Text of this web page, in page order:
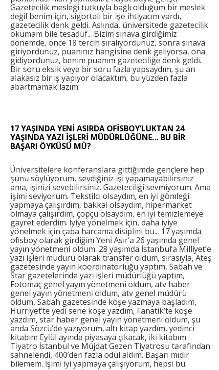
Gazetecilik mesleği tutkuyla bağlı olduğum bir meslek
değil benim için, sigortalı bir işe ihtiyacım vardı,
gazetecilik denk geldi. Aslında, üniversitede gazetecilik
okumam bile tesadüf... Bizim sınava girdiğimiz
dönemde, önce 18 tercih sıralıyordunuz, sonra sınava
giriyordunuz, puanınız hangisine denk geliyorsa, ona
gidiyordunuz, benim puanım gazeteciliğe denk geldi.
Bir soru eksik veya bir soru fazla yapsaydım, şu an
alakasız bir iş yapıyor olacaktım, bu yüzden fazla
abartmamak lazım.
17 YAŞINDA YENİ ASIRDA OFİSBOY’LUKTAN 24
YAŞINDA YAZI İŞLERİ MÜDÜRLÜĞÜNE… BU BİR
BAŞARI ÖYKÜSÜ MÜ?
Üniversitelere konferanslara gittiğimde gençlere hep
şunu söylüyorum, sevdiğiniz işi yapamayabilirsiniz
ama, işinizi sevebilirsiniz. Gazeteciliği sevmiyorum. Ama
işimi seviyorum. Tekstilci olsaydım, en iyi gömleği
yapmaya çalışırdım, bakkal olsaydım, hipermarket
olmaya çalışırdım, çöpçü olsaydım, en iyi temizlemeye
gayret ederdim. İyiye yönelmek için, daha iyiye
yönelmek için çaba harcama disiplini bu... 17 yaşımda
ofisboy olarak girdiğim Yeni Asır’a 26 yaşımda genel
yayın yönetmeni oldum. 28 yaşımda İstanbul’a Milliyet’e
yazı işleri müdürü olarak transfer oldum, sırasıyla, Ateş
gazetesinde yayın koordinatörlüğü yaptım, Sabah ve
Star gazetelerinde yazı işleri müdürlüğü yaptım,
Fotomaç genel yayın yönetmeni oldum, atv haber
genel yayın yönetmeni oldum, atv genel müdürü
oldum, Sabah gazetesinde köşe yazmaya başladım,
Hürriyet’te yedi sene köşe yazdım, Fanatik’te köşe
yazdım, star haber genel yayın yönetmeni oldum, şu
anda Sözcü’de yazıyorum, altı kitap yazdım, yedinci
kitabım Eylül ayında piyasaya çıkacak, iki kitabım
Tiyatro İstanbul ve Müjdat Gezen Tiyatrosu tarafından
sahnelendi, 400’den fazla ödül aldım. Başarı mıdır
bilemem. İşimi iyi yapmaya çalışıyorum, hepsi bu.